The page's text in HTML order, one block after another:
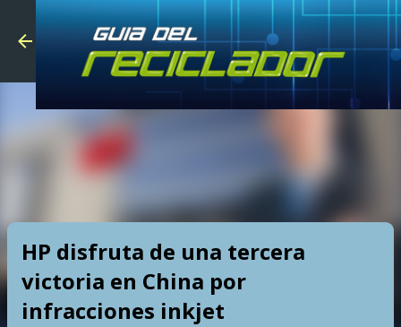
Skip to
HP disfruta de una tercera
victoria en China por
infracciones inkjet